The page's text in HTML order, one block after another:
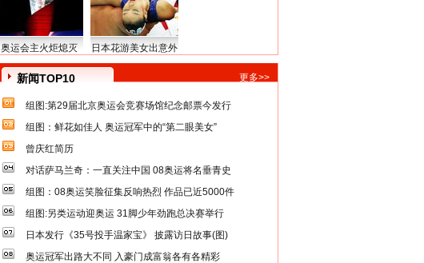
奥运会主火炬熄灭 日本花游美女出意外
新闻TOP10 更多>>
组图:第29届北京奥运会竞赛场馆纪念邮票今发行
组图：鲜花如佳人 奥运冠军中的“第二眼美女”
曾庆红简历
对话萨马兰奇：一直关注中国 08奥运将名垂青史
组图：08奥运笑脸征集反响热烈 作品已近5000件
组图:另类运动迎奥运 31脚少年劲跑总决赛举行
日本发行《35号投手温家宝》 披露访日故事(图)
奥运冠军出路大不同 入豪门成富翁各有各精彩